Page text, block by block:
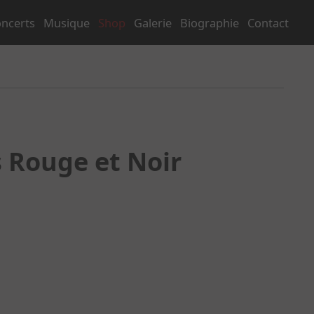
Musique Shop Galerie Biographie Contact
et Noir